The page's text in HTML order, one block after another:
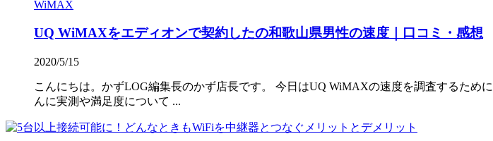
WiMAX
UQ WiMAXをエディオンで契約したの和歌山県男性の速度｜口コミ・感想
2020/5/15
こんにちは。かずLOG編集長のかず店長です。 今日はUQ WiMAXの速度を調査するた
んに実測や満足度について ...